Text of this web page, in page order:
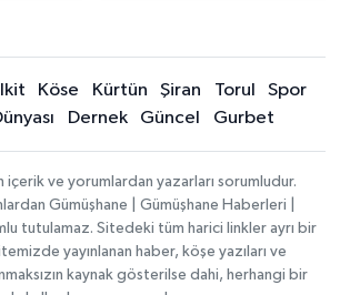
Köse Kürtün Şiran Torul
Spor
Dernek Güncel Gurbet
içerik ve yorumlardan yazarları sorumludur.
Gümüşhane | Gümüşhane Haberleri |
tutulamaz. Sitedeki tüm harici linkler ayrı bir
yayınlanan haber, köşe yazıları ve
kaynak gösterilse dahi, herhangi bir